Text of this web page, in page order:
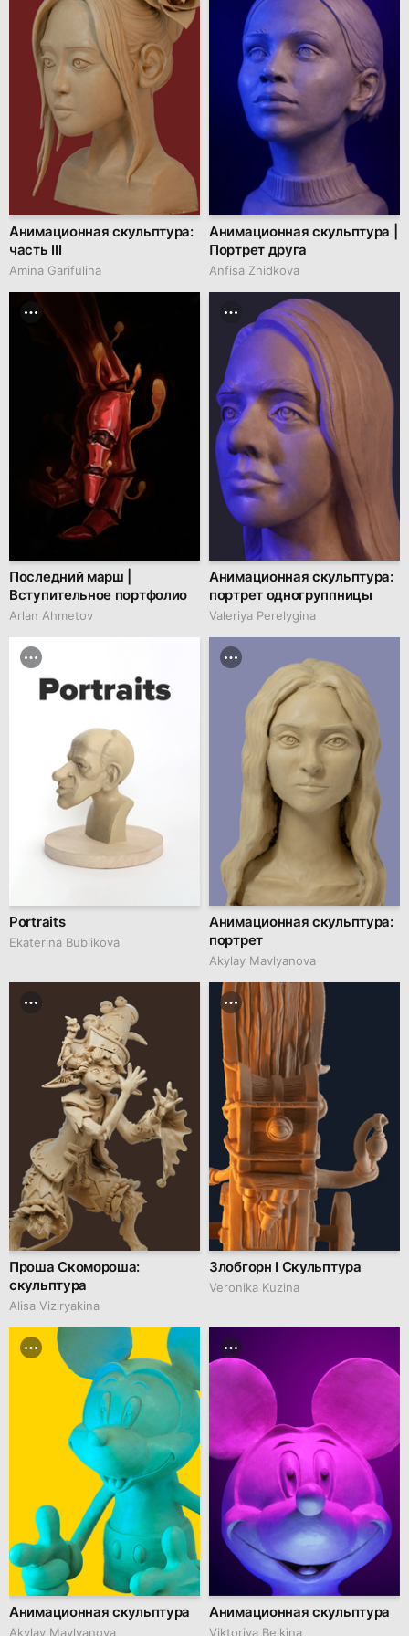
Анимационная скульптура:
часть III
Amina Garifulina
Анимационная скульптура |
Портрет друга
Anfisa Zhidkova
Последний марш |
Вступительное портфолио
Arlan Ahmetov
Анимационная скульптура:
портрет одногруппницы
Valeriya Perelygina
Portraits
Ekaterina Bublikova
Анимационная скульптура:
портрет
Akylay Mavlyanova
Проша Скомороша:
скульптура
Alisa Viziryakina
Злобгорн I Скульптура
Veronika Kuzina
Анимационная скульптура
Akylay Mavlyanova
Анимационная скульптура
Viktoriya Belkina